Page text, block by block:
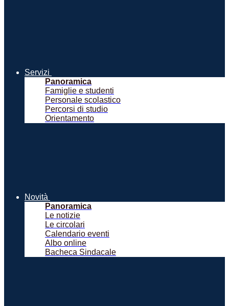
Servizi
Panoramica
Famiglie e studenti
Personale scolastico
Percorsi di studio
Orientamento
Novità
Panoramica
Le notizie
Le circolari
Calendario eventi
Albo online
Bacheca Sindacale